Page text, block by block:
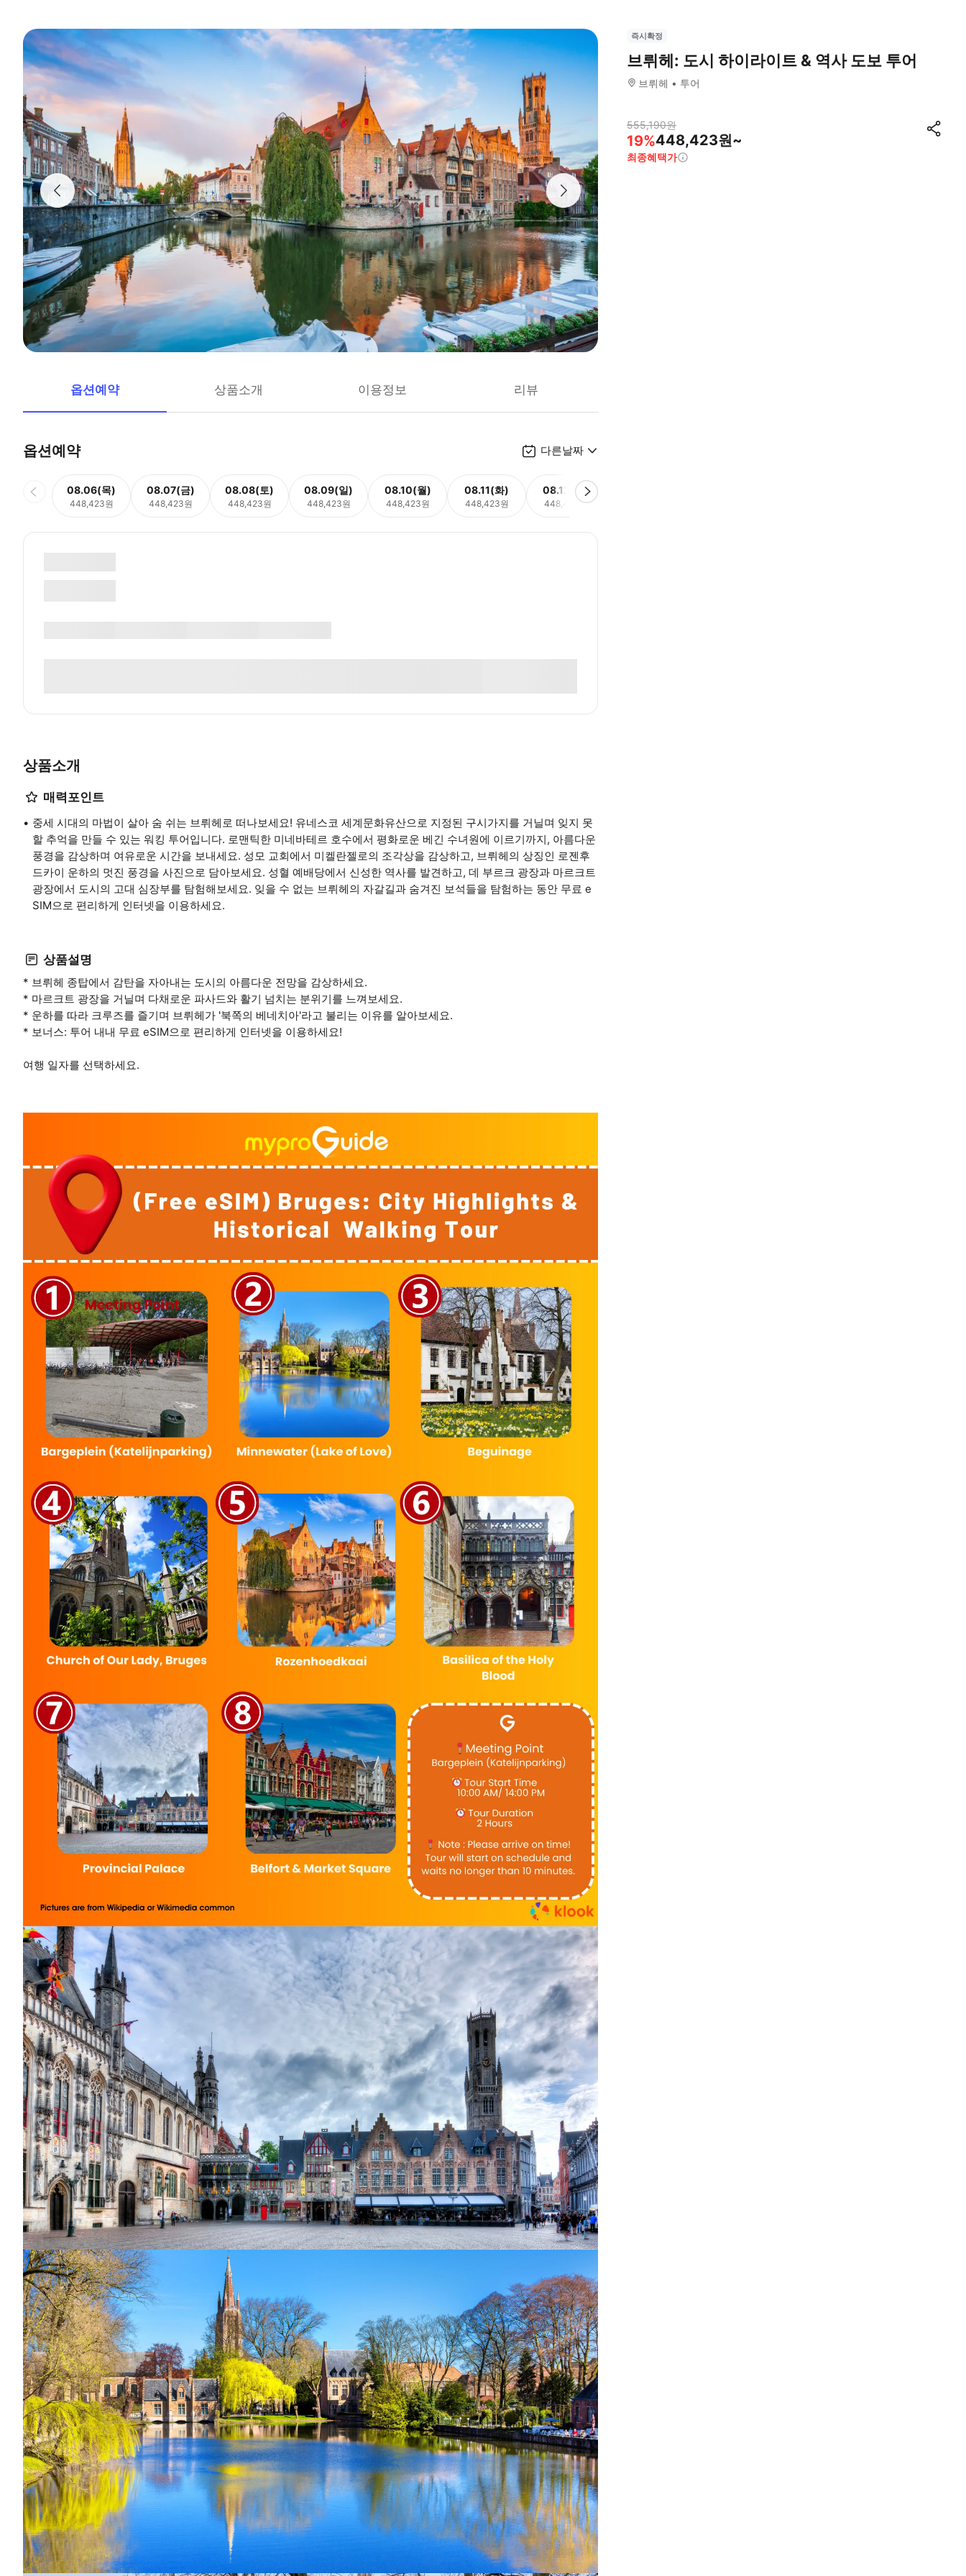
옵션예약 상품소개 이용정보 리뷰
옵션예약 다른날짜
08.06(목)
448,423원
08.07(금)
448,423원
08.08(토)
448,423원
08.09(일)
448,423원
08.10(월)
448,423원
08.11(화)
448,423원
08.12(수)
448,423원
상품소개
매력포인트
중세 시대의 마법이 살아 숨 쉬는 브뤼헤로 떠나보세요! 유네스코 세계문화유산으로 지정된 구시가지를 거닐며 잊지 못
할 추억을 만들 수 있는 워킹 투어입니다. 로맨틱한 미네바테르 호수에서 평화로운 베긴 수녀원에 이르기까지, 아름다운
풍경을 감상하며 여유로운 시간을 보내세요. 성모 교회에서 미켈란젤로의 조각상을 감상하고, 브뤼헤의 상징인 로젠후
드카이 운하의 멋진 풍경을 사진으로 담아보세요. 성혈 예배당에서 신성한 역사를 발견하고, 데 부르크 광장과 마르크트
광장에서 도시의 고대 심장부를 탐험해보세요. 잊을 수 없는 브뤼헤의 자갈길과 숨겨진 보석들을 탐험하는 동안 무료 e
SIM으로 편리하게 인터넷을 이용하세요.
상품설명
* 브뤼헤 종탑에서 감탄을 자아내는 도시의 아름다운 전망을 감상하세요.
* 마르크트 광장을 거닐며 다채로운 파사드와 활기 넘치는 분위기를 느껴보세요.
* 운하를 따라 크루즈를 즐기며 브뤼헤가 '북쪽의 베네치아'라고 불리는 이유를 알아보세요.
* 보너스: 투어 내내 무료 eSIM으로 편리하게 인터넷을 이용하세요!
여행 일자를 선택하세요.
즉시확정
브뤼헤: 도시 하이라이트 & 역사 도보 투어
브뤼헤 투어
555,190원
19%448,423원~
최종혜택가